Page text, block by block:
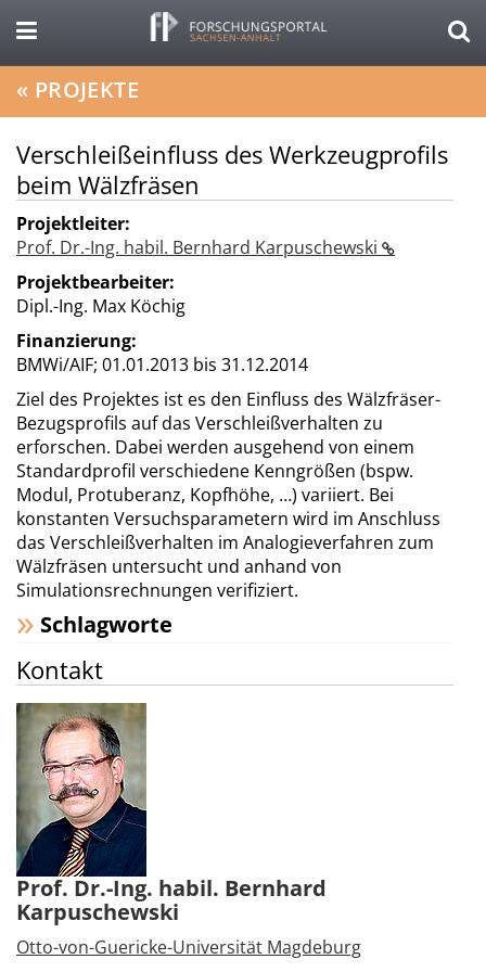
« PROJEKTE
Verschleißeinfluss des Werkzeugprofils
beim Wälzfräsen
Projektleiter:
Prof. Dr.-Ing. habil. Bernhard Karpuschewski
Projektbearbeiter:
Dipl.-Ing. Max Köchig
Finanzierung:
BMWi/AIF; 01.01.2013 bis 31.12.2014
Ziel des Projektes ist es den Einfluss des Wälzfräser-
Bezugsprofils auf das Verschleißverhalten zu
erforschen. Dabei werden ausgehend von einem
Standardprofil verschiedene Kenngrößen (bspw.
Modul, Protuberanz, Kopfhöhe, …) variiert. Bei
konstanten Versuchsparametern wird im Anschluss
das Verschleißverhalten im Analogieverfahren zum
Wälzfräsen untersucht und anhand von
Simulationsrechnungen verifiziert.
Schlagworte
Kontakt
Prof. Dr.-Ing. habil. Bernhard
Karpuschewski
Otto-von-Guericke-Universität Magdeburg